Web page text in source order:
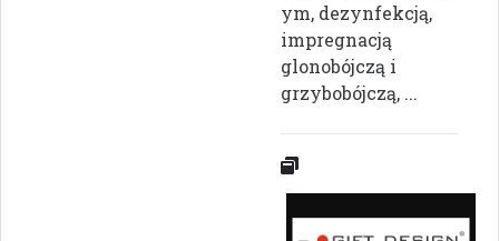
ym, dezynfekcją,
impregnacją
glonobójczą i
grzybobójczą, ...